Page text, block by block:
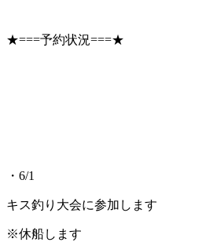
★===予約状況===★
・6/1
キス釣り大会に参加します
※休船します